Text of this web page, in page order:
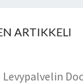
ARTIKKELI
Levypalvelin